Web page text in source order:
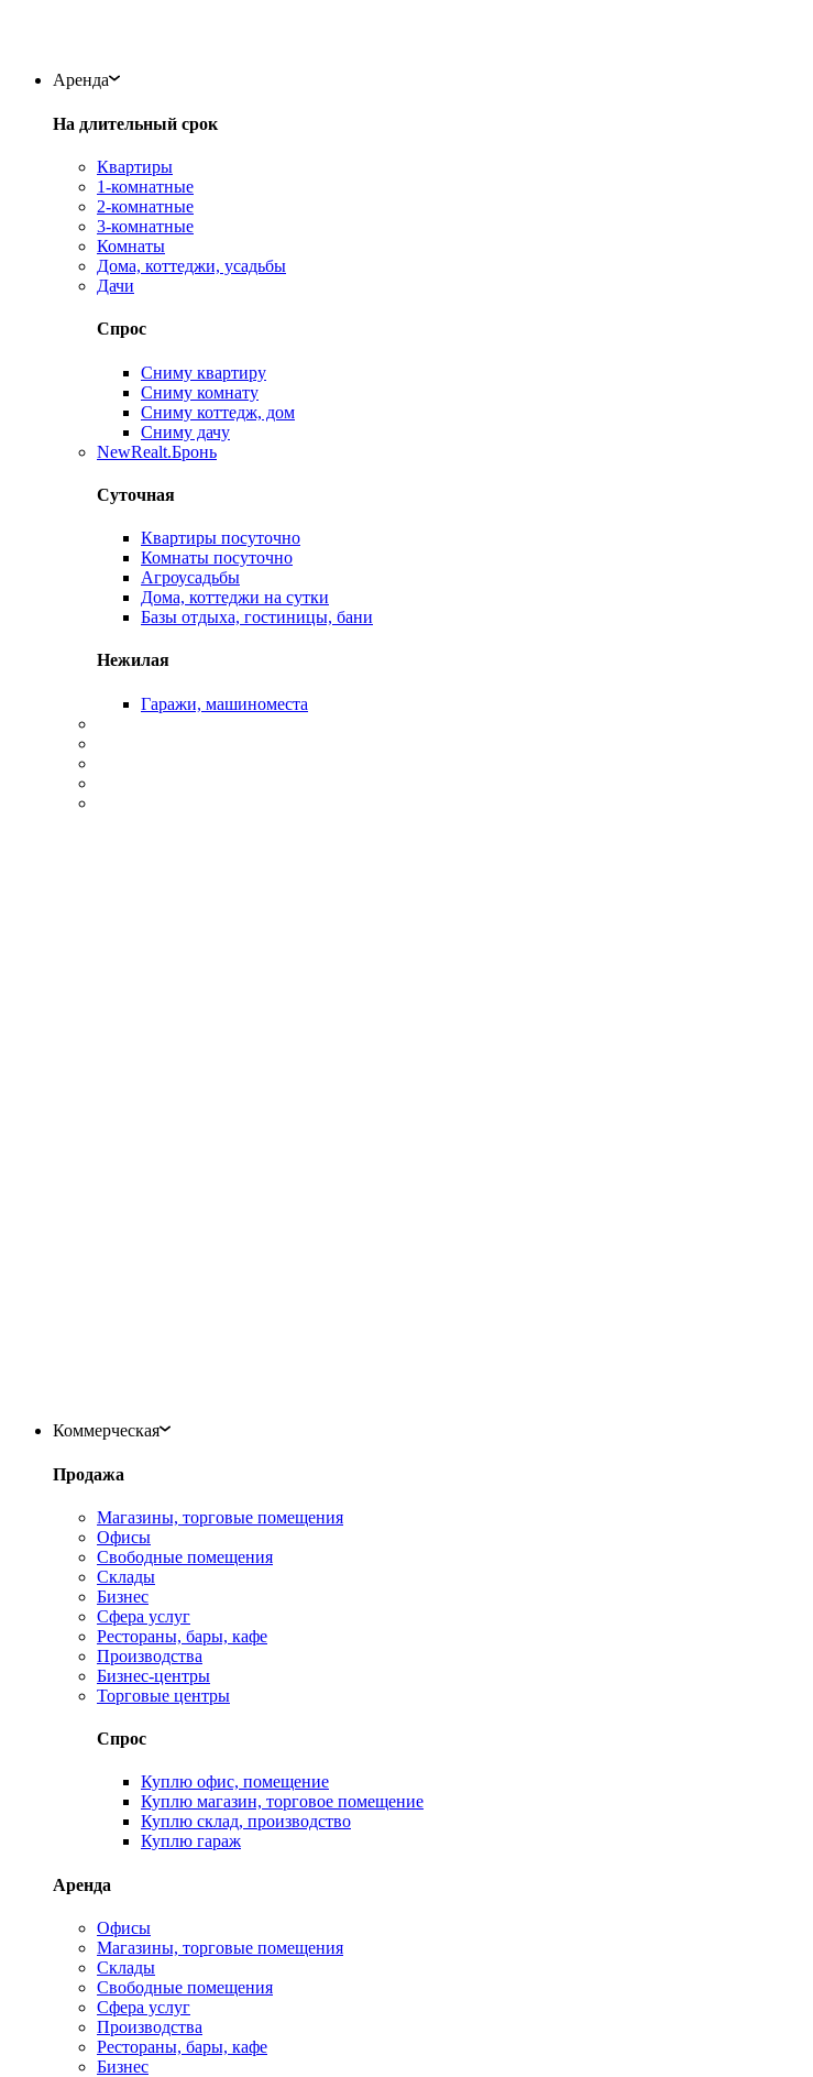
Аренда
На длительный срок
Квартиры
1-комнатные
2-комнатные
3-комнатные
Комнаты
Дома, коттеджи, усадьбы
Дачи
Спрос
Сниму квартиру
Сниму комнату
Сниму коттедж, дом
Сниму дачу
NewRealt.Бронь
Суточная
Квартиры посуточно
Комнаты посуточно
Агроусадьбы
Дома, коттеджи на сутки
Базы отдыха, гостиницы, бани
Нежилая
Гаражи, машиноместа
Коммерческая
Продажа
Магазины, торговые помещения
Офисы
Свободные помещения
Склады
Бизнес
Сфера услуг
Рестораны, бары, кафе
Производства
Бизнес-центры
Торговые центры
Спрос
Куплю офис, помещение
Куплю магазин, торговое помещение
Куплю склад, производство
Куплю гараж
Аренда
Офисы
Магазины, торговые помещения
Склады
Свободные помещения
Сфера услуг
Производства
Рестораны, бары, кафе
Бизнес